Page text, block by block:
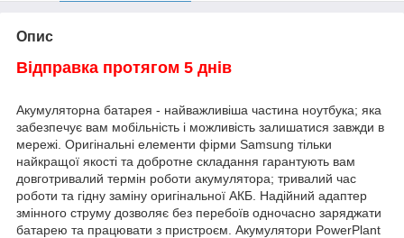
Опис
Відправка протягом 5 днів
Акумуляторна батарея - найважливіша частина ноутбука; яка
забезпечує вам мобільність і можливість залишатися завжди в
мережі. Оригінальні елементи фірми Samsung тільки
найкращої якості та добротне складання гарантують вам
довготривалий термін роботи акумулятора; тривалий час
роботи та гідну заміну оригінальної АКБ. Надійний адаптер
змінного струму дозволяє без перебоїв одночасно заряджати
батарею та працювати з пристроєм. Акумулятори PowerPlant